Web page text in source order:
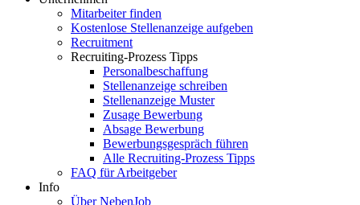
Mitarbeiter finden
Kostenlose Stellenanzeige aufgeben
Recruitment
Recruiting-Prozess Tipps
Personalbeschaffung
Stellenanzeige schreiben
Stellenanzeige Muster
Zusage Bewerbung
Absage Bewerbung
Bewerbungsgespräch führen
Alle Recruiting-Prozess Tipps
FAQ für Arbeitgeber
Info
Über NebenJob